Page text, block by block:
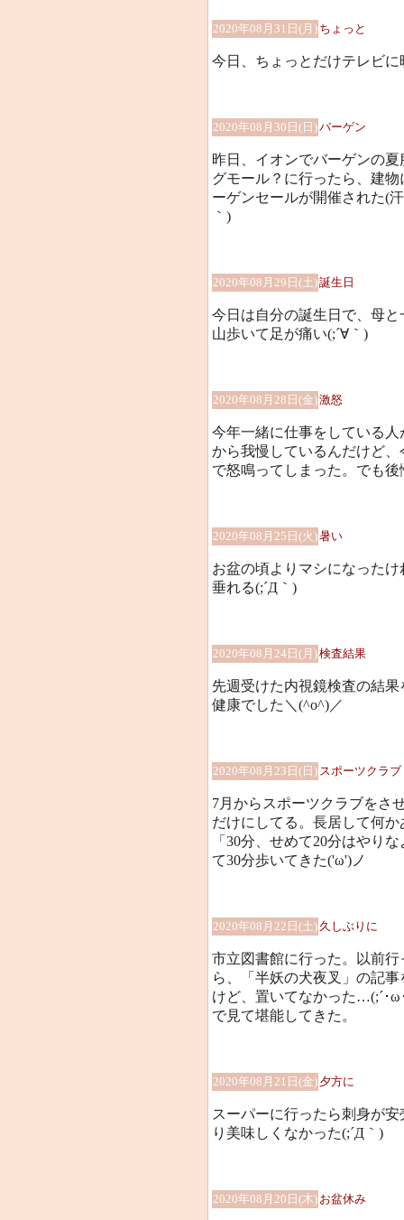
2020年08月31日(月) ちょっと
今日、ちょっとだけテレビ
2020年08月30日(日)バーゲン
昨日、イオンでバーゲンの
グモール？に行ったら、建
ーゲンセールが開催された(
｀)
2020年08月29日(土)誕生日
今日は自分の誕生日で、母
山歩いて足が痛い(;´∀｀)
2020年08月28日(金)激怒
今年一緒に仕事をしている
から我慢しているんだけど
で怒鳴ってしまった。でも
2020年08月25日(火)暑い
お盆の頃よりマシになった
垂れる(;´Д｀)
2020年08月24日(月)検査結果
先週受けた内視鏡検査の結
健康でした＼(^o^)／
2020年08月23日(日) スポーツクラブ
7月からスポーツクラブをさ
だけにしてる。長居して何
「30分、せめて20分はやり
て30分歩いてきた('ω')ノ
2020年08月22日(土) 久しぶりに
市立図書館に行った。以前
ら、「半妖の犬夜叉」の記
けど、置いてなかった…(;´･
で見て堪能してきた。
2020年08月21日(金) 夕方に
スーパーに行ったら刺身が
り美味しくなかった(;´Д｀)
2020年08月20日(木) お盆休み